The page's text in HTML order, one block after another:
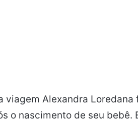
viagem Alexandra
o nascimento de seu bebê.